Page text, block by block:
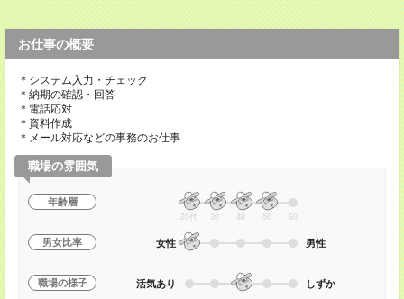
お仕事の概要
＊システム入力・チェック
＊納期の確認・回答
＊電話応対
＊資料作成
＊メール対応などの事務のお仕事
職場の雰囲気
年齢層
20代 30 40 50 60
男女比率 女性 男性
職場の様子 活気あり しずか